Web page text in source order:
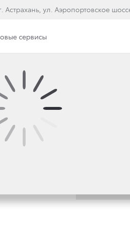
Астрахань, ул. Аэропортовское
сервисы
Сотрудники
в архиве